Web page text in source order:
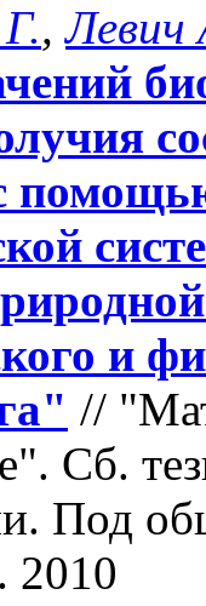
,Левич
и
//
Cб.
Под
2010